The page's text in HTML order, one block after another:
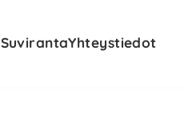
SuvirantaYhteystiedot